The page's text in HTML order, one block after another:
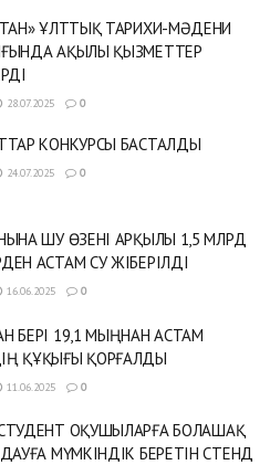
ҰЛТТЫҚ ТАРИХИ-МӘДЕНИ
АҚЫЛЫ ҚЫЗМЕТТЕР
28.07.2025 0
КОНКУРСЫ БАСТАЛДЫ
24.07.2025 0
ШУ ӨЗЕНІ АРҚЫЛЫ 1,5 МЛРД
АСТАМ СУ ЖІБЕРІЛДІ
16.06.2025 0
БЕРІ 19,1 МЫҢНАН АСТАМ
ҚҰҚЫҒЫ ҚОРҒАЛДЫ
11.06.2025 0
ОҚУШЫЛАРҒА БОЛАШАҚ
МҮМКІНДІК БЕРЕТІН СТЕНД